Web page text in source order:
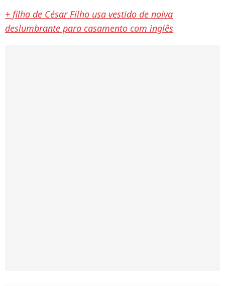
+ filha de César Filho usa vestido de noiva
deslumbrante para casamento com inglês